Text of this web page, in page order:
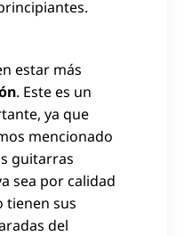
estar más
. Este es un
ya que
mencionado
guitarras
sea por calidad
sus
del